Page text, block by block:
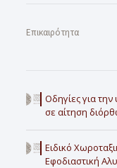
Επικαιρότητα
Οδηγίες για
σε αίτηση
Ειδικό
Εφοδιαστική